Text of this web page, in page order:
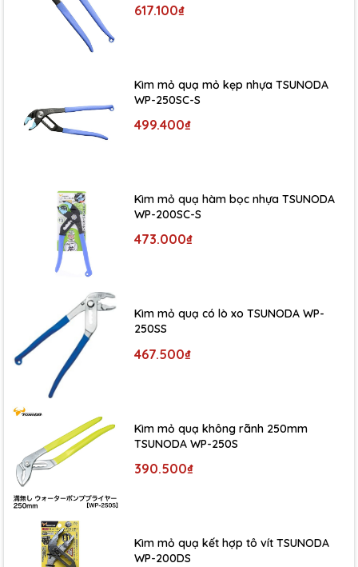
617.100₫
Kìm mỏ quạ mỏ kẹp nhựa TSUNODA
WP-250SC-S
499.400₫
Kìm mỏ quạ hàm bọc nhựa TSUNODA
WP-200SC-S
473.000₫
Kìm mỏ quạ có lò xo TSUNODA WP-
250SS
467.500₫
Kìm mỏ quạ không rãnh 250mm
TSUNODA WP-250S
390.500₫
Kìm mỏ quạ kết hợp tô vít TSUNODA
WP-200DS